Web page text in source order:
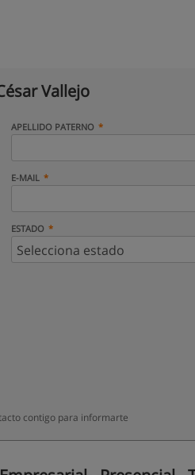
Vallejo
APELLIDO PATERNO
E-MAIL
ESTADO
contigo para informarte